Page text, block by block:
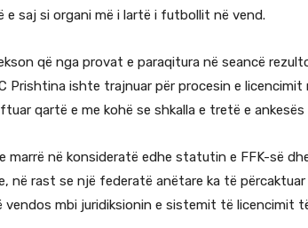
e saj si organi më i lartë i futbollit në vend.
që nga provat e paraqitura në seancë
Prishtina ishte trajnuar për procesin e licencimit
qartë e me kohë se shkalla e tretë e
marrë në konsideratë edhe statutin e FFK-së
në rast se një federatë anëtare ka të
mbi juridiksionin e sistemit të licencimit